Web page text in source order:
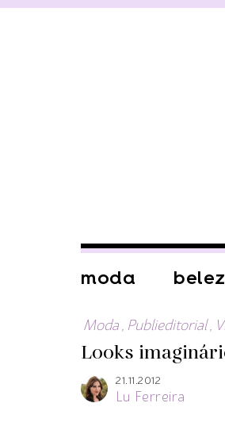
moda
Moda , Publieditorial ,
Looks
21.11.2012
Lu Ferreira